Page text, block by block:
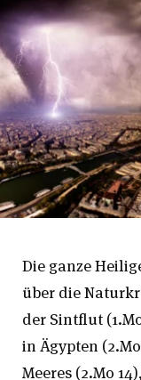
Die ganze
über die
der Sintflut
in Ägypten
Meeres (2.Mo